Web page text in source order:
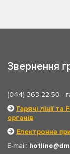
Звернення
(044) 363-22-50 -
Гарячі лінії
органів
Електронна
E-mail: hotline